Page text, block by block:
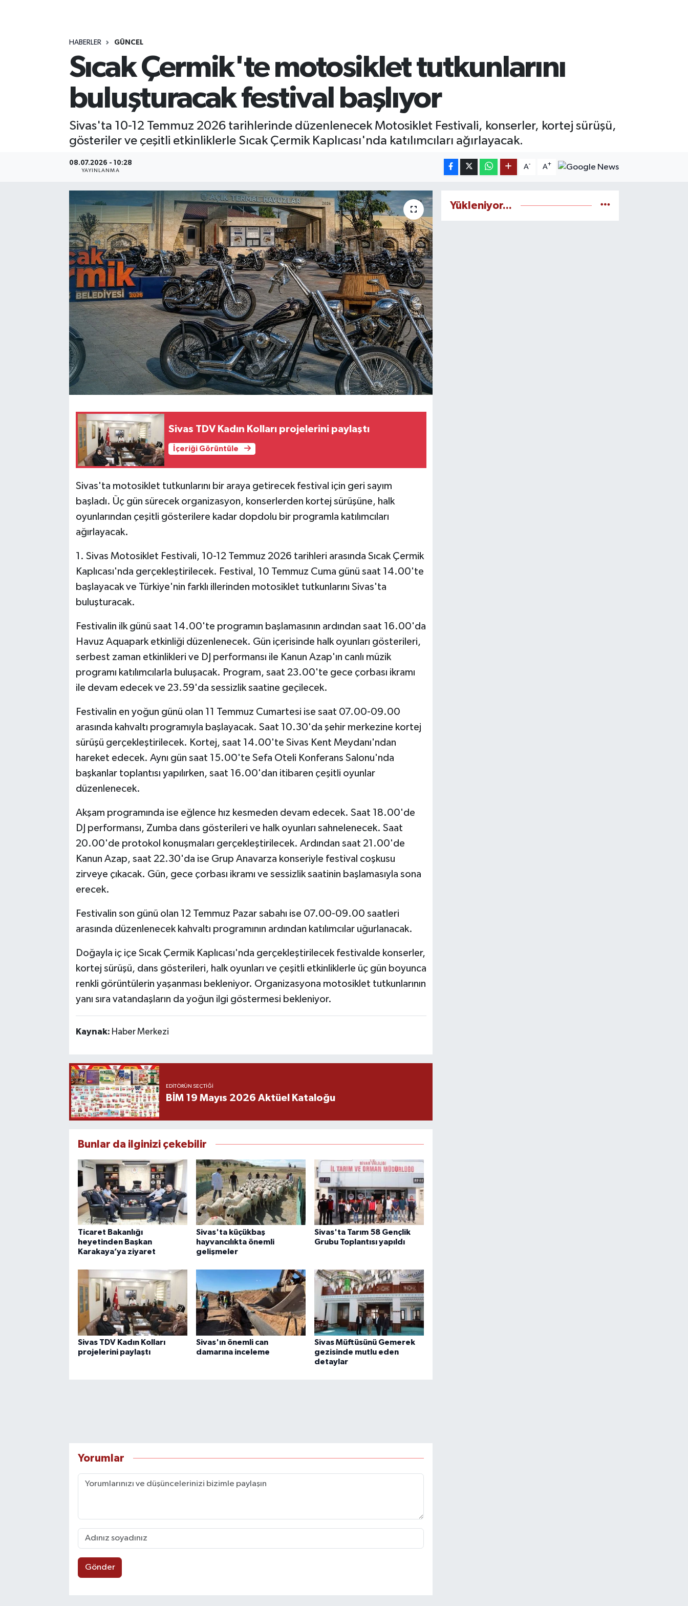
HABERLER GÜNCEL
Sıcak Çermik'te motosiklet tutkunlarını
buluşturacak festival başlıyor
Sivas'ta 10-12 Temmuz 2026 tarihlerinde düzenlenecek Motosiklet Festivali, konserler, kortej sürüşü,
gösteriler ve çeşitli etkinliklerle Sıcak Çermik Kaplıcası'nda katılımcıları ağırlayacak.
08.07.2026 - 10:28
YAYINLANMA
A- A+
Sivas TDV Kadın Kolları projelerini paylaştı
İçeriği Görüntüle
Sivas'ta motosiklet tutkunlarını bir araya getirecek festival için geri sayım
başladı. Üç gün sürecek organizasyon, konserlerden kortej sürüşüne, halk
oyunlarından çeşitli gösterilere kadar dopdolu bir programla katılımcıları
ağırlayacak.
1. Sivas Motosiklet Festivali, 10-12 Temmuz 2026 tarihleri arasında Sıcak Çermik
Kaplıcası'nda gerçekleştirilecek. Festival, 10 Temmuz Cuma günü saat 14.00'te
başlayacak ve Türkiye'nin farklı illerinden motosiklet tutkunlarını Sivas'ta
buluşturacak.
Festivalin ilk günü saat 14.00'te programın başlamasının ardından saat 16.00'da
Havuz Aquapark etkinliği düzenlenecek. Gün içerisinde halk oyunları gösterileri,
serbest zaman etkinlikleri ve DJ performansı ile Kanun Azap'ın canlı müzik
programı katılımcılarla buluşacak. Program, saat 23.00'te gece çorbası ikramı
ile devam edecek ve 23.59'da sessizlik saatine geçilecek.
Festivalin en yoğun günü olan 11 Temmuz Cumartesi ise saat 07.00-09.00
arasında kahvaltı programıyla başlayacak. Saat 10.30'da şehir merkezine kortej
sürüşü gerçekleştirilecek. Kortej, saat 14.00'te Sivas Kent Meydanı'ndan
hareket edecek. Aynı gün saat 15.00'te Sefa Oteli Konferans Salonu'nda
başkanlar toplantısı yapılırken, saat 16.00'dan itibaren çeşitli oyunlar
düzenlenecek.
Akşam programında ise eğlence hız kesmeden devam edecek. Saat 18.00'de
DJ performansı, Zumba dans gösterileri ve halk oyunları sahnelenecek. Saat
20.00'de protokol konuşmaları gerçekleştirilecek. Ardından saat 21.00'de
Kanun Azap, saat 22.30'da ise Grup Anavarza konseriyle festival coşkusu
zirveye çıkacak. Gün, gece çorbası ikramı ve sessizlik saatinin başlamasıyla sona
erecek.
Festivalin son günü olan 12 Temmuz Pazar sabahı ise 07.00-09.00 saatleri
arasında düzenlenecek kahvaltı programının ardından katılımcılar uğurlanacak.
Doğayla iç içe Sıcak Çermik Kaplıcası'nda gerçekleştirilecek festivalde konserler,
kortej sürüşü, dans gösterileri, halk oyunları ve çeşitli etkinliklerle üç gün boyunca
renkli görüntülerin yaşanması bekleniyor. Organizasyona motosiklet tutkunlarının
yanı sıra vatandaşların da yoğun ilgi göstermesi bekleniyor.
Kaynak: Haber Merkezi
EDITÖRÜN SEÇTIĞI
BİM 19 Mayıs 2026 Aktüel Kataloğu
Bunlar da ilginizi çekebilir
Ticaret Bakanlığı
heyetinden Başkan
Karakaya’ya ziyaret
Sivas'ta küçükbaş
hayvancılıkta önemli
gelişmeler
Sivas'ta Tarım 58 Gençlik
Grubu Toplantısı yapıldı
Sivas TDV Kadın Kolları
projelerini paylaştı
Sivas'ın önemli can
damarına inceleme
Sivas Müftüsünü Gemerek
gezisinde mutlu eden
detaylar
Yorumlar
Gönder
Yükleniyor...
ÖZEL HABER
RESMİ İLANLAR
SOSYAL YARDIMLAR
SPONSORLU YAZI
TEKNOLOJİ